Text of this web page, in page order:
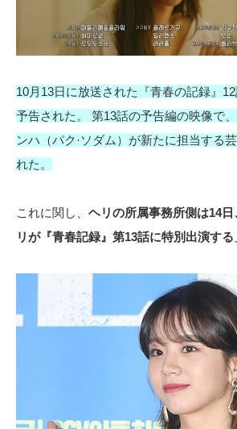
10月13日に放送された『青春の記録』
予告された。 第13話の予告編の映像で
ンハ（パク·ソダム）が新たに担当する
れた。
これに関し、 ヘリの所属事務所側は14
リが『青春記録』第13話に特別出演する